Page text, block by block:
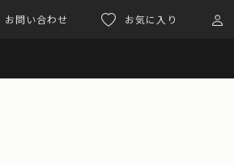
お問い合わせ お気に入り